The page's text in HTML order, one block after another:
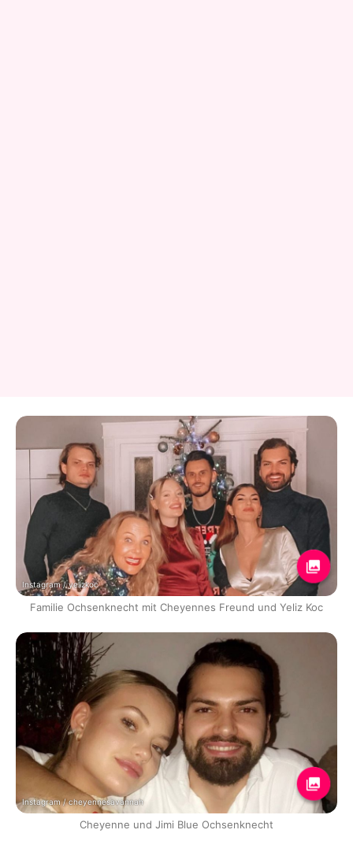
Instagram / yelizkoc
Familie Ochsenknecht mit Cheyennes Freund und Yeliz Koc
Instagram / cheyennesavannah
Cheyenne und Jimi Blue Ochsenknecht